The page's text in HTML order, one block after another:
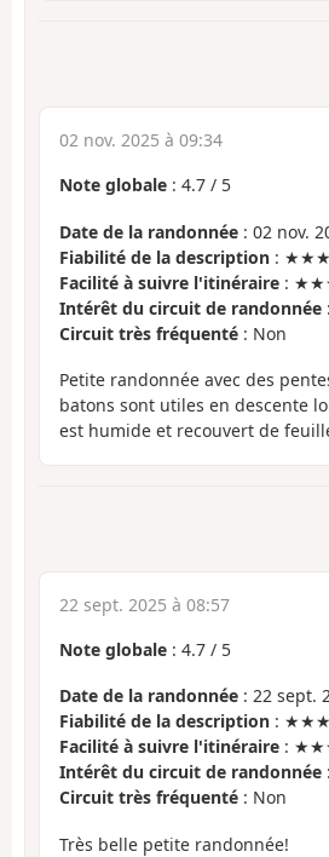
02 nov. 2025 à 09:34
Note globale : 4.7 / 5
Date de la randonnée : 02 nov.
Fiabilité de la description :
Facilité à suivre l'itinéraire :
Intérêt du circuit de randonnée
Circuit très fréquenté : Non
Petite randonnée avec des
batons sont utiles en descente
est humide et recouvert de
22 sept. 2025 à 08:57
Note globale : 4.7 / 5
Date de la randonnée : 22 sept.
Fiabilité de la description :
Facilité à suivre l'itinéraire :
Intérêt du circuit de randonnée
Circuit très fréquenté : Non
Très belle petite randonnée!